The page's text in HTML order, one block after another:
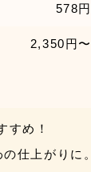
578円
2,350円〜
すめ！
仕上がりに。